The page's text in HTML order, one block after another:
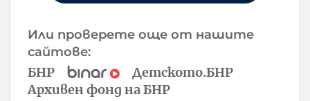
Или проверете още от нашите
сайтове:
БНР
Детското.БНР
Архивен фонд на БНР